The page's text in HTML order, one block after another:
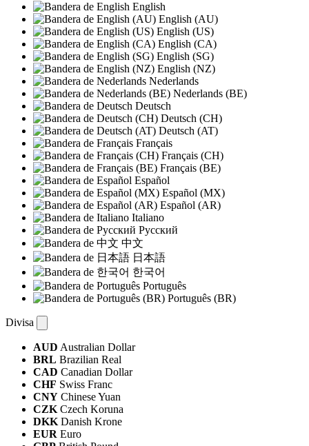
English
English (AU)
English (US)
English (CA)
English (SG)
English (NZ)
Nederlands
Nederlands (BE)
Deutsch
Deutsch (CH)
Deutsch (AT)
Français
Français (CH)
Français (BE)
Español
Español (MX)
Español (AR)
Italiano
Русский
中文
日本語
한국어
Português
Português (BR)
Divisa
AUD Australian Dollar
BRL Brazilian Real
CAD Canadian Dollar
CHF Swiss Franc
CNY Chinese Yuan
CZKCzech Koruna
DKKDanish Krone
EUR Euro